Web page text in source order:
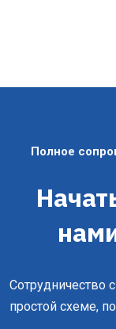
Полное
Сотрудничество
простой схеме,